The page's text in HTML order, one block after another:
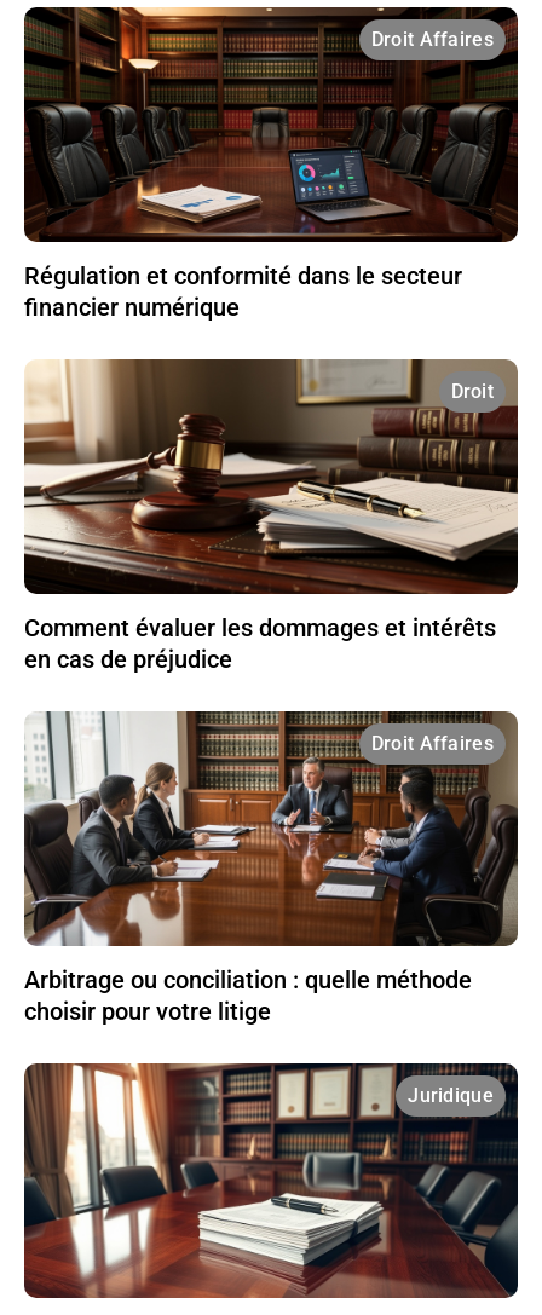
Droit Affaires
Régulation et conformité dans le secteur
financier numérique
Droit
Comment évaluer les dommages et intérêts
en cas de préjudice
Droit Affaires
Arbitrage ou conciliation : quelle méthode
choisir pour votre litige
Juridique